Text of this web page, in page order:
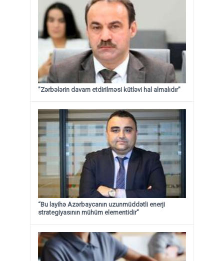
"Zərbələrin davam etdirilməsi kütləvi hal almalıdır"
“Bu layihə Azərbaycanın uzunmüddətli enerji
strategiyasının mühüm elementidir”